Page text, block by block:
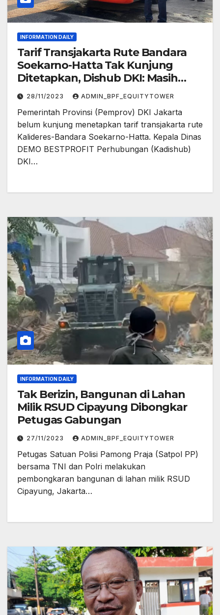
INFORMATION DAILY
Tarif Transjakarta Rute Bandara
Soekarno-Hatta Tak Kunjung
Ditetapkan, Dishub DKI: Masih
Terus Dikaji
28/11/2023 ADMIN_BPF_EQUITYTOWER
Pemerintah Provinsi (Pemprov) DKI Jakarta
belum kunjung menetapkan tarif transjakarta rute
Kalideres-Bandara Soekarno-Hatta. Kepala Dinas
DEMO BESTPROFIT Perhubungan (Kadishub)
DKI…
INFORMATION DAILY
Tak Berizin, Bangunan di Lahan
Milik RSUD Cipayung Dibongkar
Petugas Gabungan
27/11/2023 ADMIN_BPF_EQUITYTOWER
Petugas Satuan Polisi Pamong Praja (Satpol PP)
bersama TNI dan Polri melakukan
pembongkaran bangunan di lahan milik RSUD
Cipayung, Jakarta…